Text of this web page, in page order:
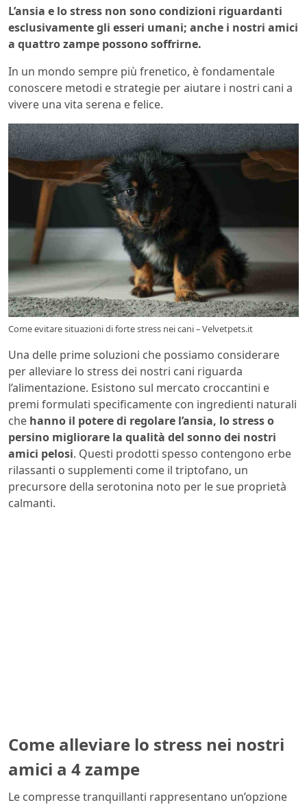
L’ansia e lo stress non sono condizioni riguardanti
esclusivamente gli esseri umani; anche i nostri amici
a quattro zampe possono soffrirne.
In un mondo sempre più frenetico, è fondamentale
conoscere metodi e strategie per aiutare i nostri cani a
vivere una vita serena e felice.
Come evitare situazioni di forte stress nei cani – Velvetpets.it
Una delle prime soluzioni che possiamo considerare
per alleviare lo stress dei nostri cani riguarda
l’alimentazione. Esistono sul mercato croccantini e
premi formulati specificamente con ingredienti naturali
che hanno il potere di regolare l’ansia, lo stress o
persino migliorare la qualità del sonno dei nostri
amici pelosi. Questi prodotti spesso contengono erbe
rilassanti o supplementi come il triptofano, un
precursore della serotonina noto per le sue proprietà
calmanti.
Come alleviare lo stress nei nostri
amici a 4 zampe
Le compresse tranquillanti rappresentano un’opzione